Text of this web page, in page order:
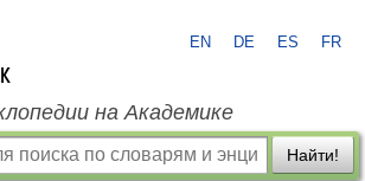
EN DE ES FR
на Академике
Найти!